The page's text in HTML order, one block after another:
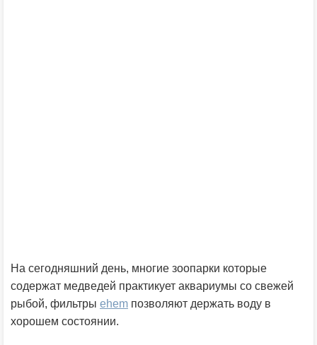
На сегодняшний день, многие зоопарки которые
содержат медведей практикует аквариумы со свежей
рыбой, фильтры ehem позволяют держать воду в
хорошем состоянии.